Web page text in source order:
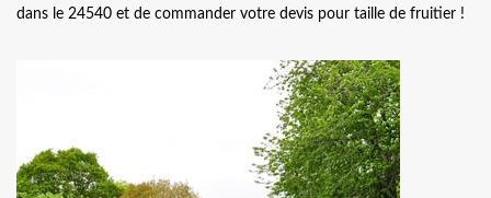
dans le 24540 et de commander votre devis pour taille de fruitier !